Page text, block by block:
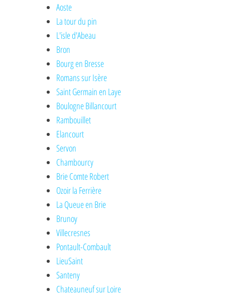
Aoste
La tour du pin
L'isle d'Abeau
Bron
Bourg en Bresse
Romans sur Isère
Saint Germain en Laye
Boulogne Billancourt
Rambouillet
Elancourt
Servon
Chambourcy
Brie Comte Robert
Ozoir la Ferrière
La Queue en Brie
Brunoy
Villecresnes
Pontault-Combault
LieuSaint
Santeny
Chateauneuf sur Loire